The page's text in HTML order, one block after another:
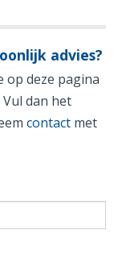
advies?
op deze pagina
dan het
contact met